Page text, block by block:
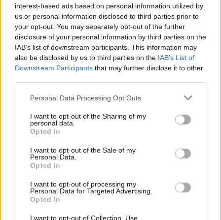
interest-based ads based on personal information utilized by
us or personal information disclosed to third parties prior to
your opt-out. You may separately opt-out of the further
disclosure of your personal information by third parties on the
IAB’s list of downstream participants. This information may
also be disclosed by us to third parties on the IAB’s List of
Downstream Participants that may further disclose it to other
Please note that this website/app uses one or more Google
not limited to your visit or usage behaviour. You may click to
grant or deny consent to Google and its third-party tags to
use your data for below specified purposes in below Google
consent section.
Personal Data Processing Opt Outs
I want to opt-out of the Sharing of my
personal data.
Opted In
I want to opt-out of the Sale of my
Personal Data.
Opted In
I want to opt-out of processing my
Personal Data for Targeted Advertising.
Opted In
I want to opt-out of Collection, Use,